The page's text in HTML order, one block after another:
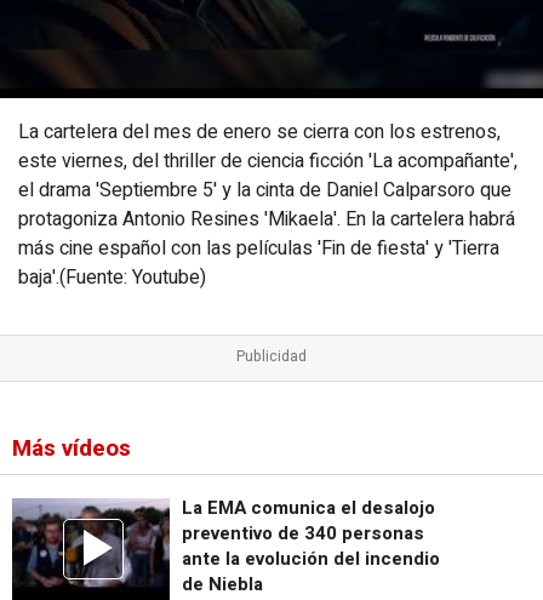
La cartelera del mes de enero se cierra con los estrenos,
este viernes, del thriller de ciencia ficción 'La acompañante',
el drama 'Septiembre 5' y la cinta de Daniel Calparsoro que
protagoniza Antonio Resines 'Mikaela'. En la cartelera habrá
más cine español con las películas 'Fin de fiesta' y 'Tierra
baja'.(Fuente: Youtube)
Más vídeos
La EMA comunica el desalojo
preventivo de 340 personas
ante la evolución del incendio
de Niebla